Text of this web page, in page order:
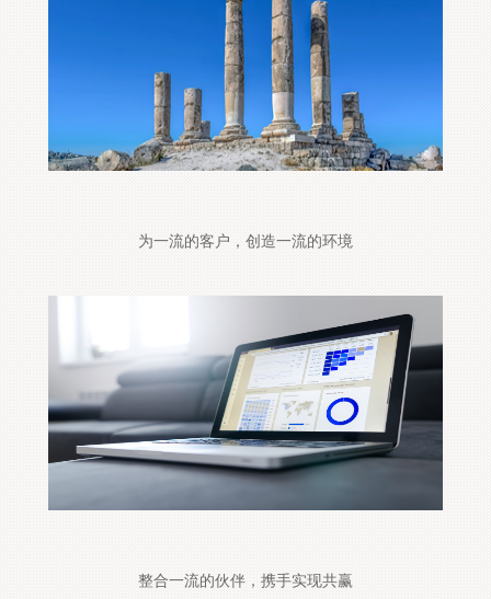
为一流的客户，创造一流的环境
整合一流的伙伴，携手实现共赢